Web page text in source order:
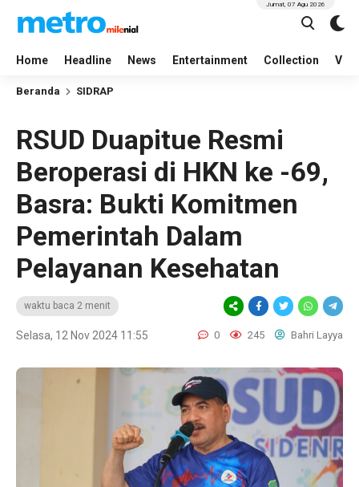
Home Headline News Entertainment Collection
Jumat, 07 Agu 2026
Beranda SIDRAP
RSUD Duapitue Resmi
Beroperasi di HKN ke -69,
Basra: Bukti Komitmen
Pemerintah Dalam
Pelayanan Kesehatan
waktu baca 2 menit
Selasa, 12 Nov 2024 11:55 0 245 Bahri Layya